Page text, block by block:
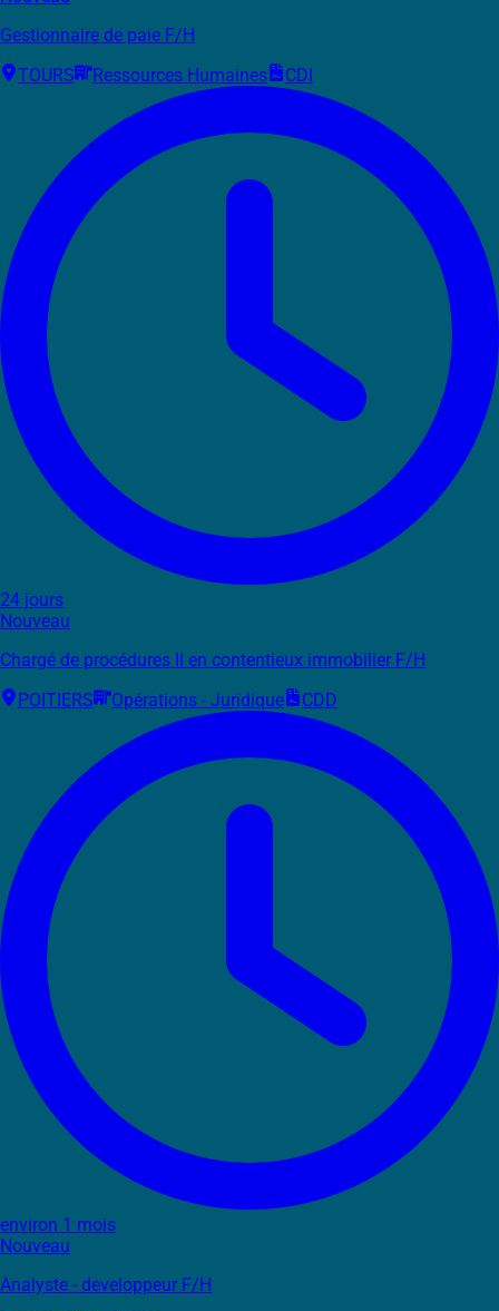
Gestionnaire de paie F/H
TOURS
Ressources Humaines CDI
24 jours
Nouveau
Chargé de procédures II en contentieux immobilier F/H
POITIERS
Opérations - Juridique CDD
environ 1 mois
Nouveau
Analyste - developpeur F/H